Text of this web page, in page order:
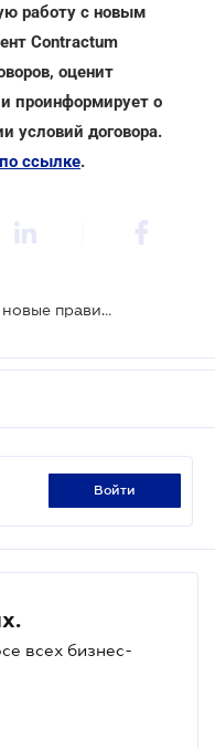
работу с новым
Contractum
оценит
проинформирует о
условий договора.
ссылке.
Производителям сигарет готовят новые правила производства и торговли
войти
всех бизнес-